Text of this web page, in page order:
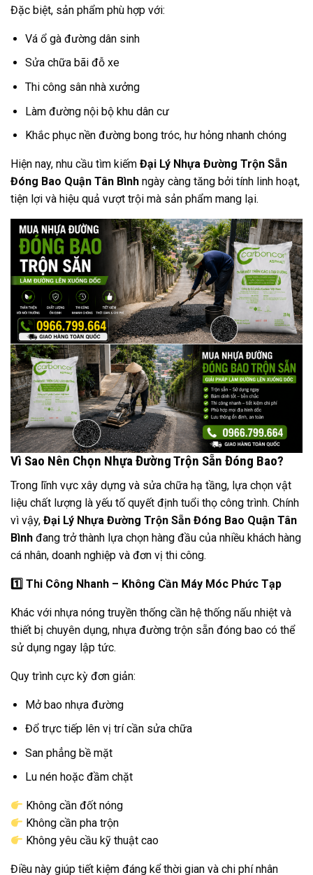
Đặc biệt, sản phẩm phù hợp với:
Vá ổ gà đường dân sinh
Sửa chữa bãi đỗ xe
Thi công sân nhà xưởng
Làm đường nội bộ khu dân cư
Khắc phục nền đường bong tróc, hư hỏng nhanh chóng
Hiện nay, nhu cầu tìm kiếm Đại Lý Nhựa Đường Trộn Sẵn
Đóng Bao Quận Tân Bình ngày càng tăng bởi tính linh hoạt,
tiện lợi và hiệu quả vượt trội mà sản phẩm mang lại.
Vì Sao Nên Chọn Nhựa Đường Trộn Sẵn Đóng Bao?
Trong lĩnh vực xây dựng và sửa chữa hạ tầng, lựa chọn vật
liệu chất lượng là yếu tố quyết định tuổi thọ công trình. Chính
vì vậy, Đại Lý Nhựa Đường Trộn Sẵn Đóng Bao Quận Tân
Bình đang trở thành lựa chọn hàng đầu của nhiều khách hàng
cá nhân, doanh nghiệp và đơn vị thi công.
1️ Thi Công Nhanh – Không Cần Máy Móc Phức Tạp
Khác với nhựa nóng truyền thống cần hệ thống nấu nhiệt và
thiết bị chuyên dụng, nhựa đường trộn sẵn đóng bao có thể
sử dụng ngay lập tức.
Quy trình cực kỳ đơn giản:
Mở bao nhựa đường
Đổ trực tiếp lên vị trí cần sửa chữa
San phẳng bề mặt
Lu nén hoặc đầm chặt
Không cần đốt nóng
Không cần pha trộn
Không yêu cầu kỹ thuật cao
Điều này giúp tiết kiệm đáng kể thời gian và chi phí nhân